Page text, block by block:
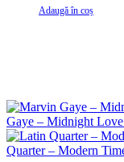
Adaugă în coș
Gaye – Midnight
Quarter – Modern